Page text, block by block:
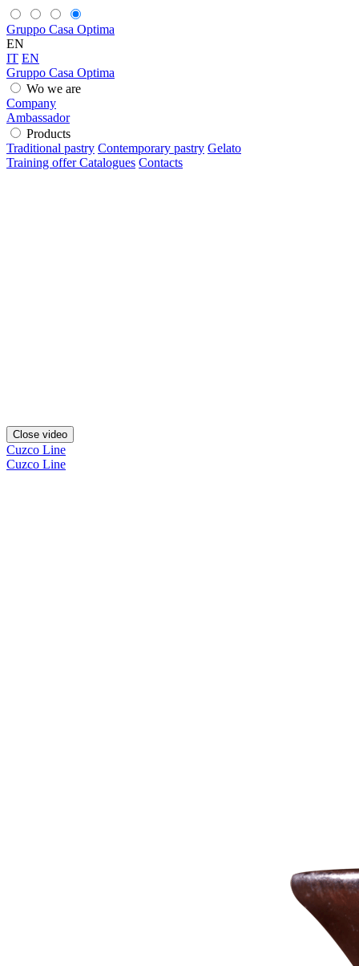
Gruppo Casa Optima
EN
IT EN
Gruppo Casa Optima
Wo we are
Company
Ambassador
Products
Traditional pastry Contemporary pastry Gelato
Training offerCatalogues Contacts
Close video
Cuzco Line
Cuzco Line